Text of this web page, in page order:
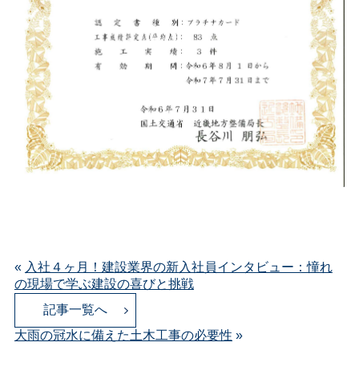
« 入社４ヶ月！建設業界の新入社員インタビュー：憧れ
の現場で学ぶ建設の喜びと挑戦
記事一覧へ
大雨の冠水に備えた土木工事の必要性 »